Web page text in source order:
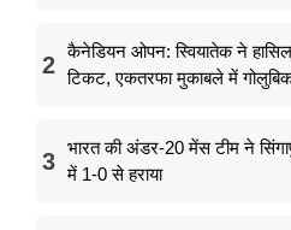
2
कैनेडियन ओपन: स्वियातेक ने
टिकट, एकतरफा मुकाबले में गोलुबिक
3
भारत की अंडर-20 मेंस टीम ने
में 1-0 से हराया